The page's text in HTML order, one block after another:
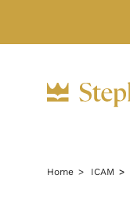
Home ICAM